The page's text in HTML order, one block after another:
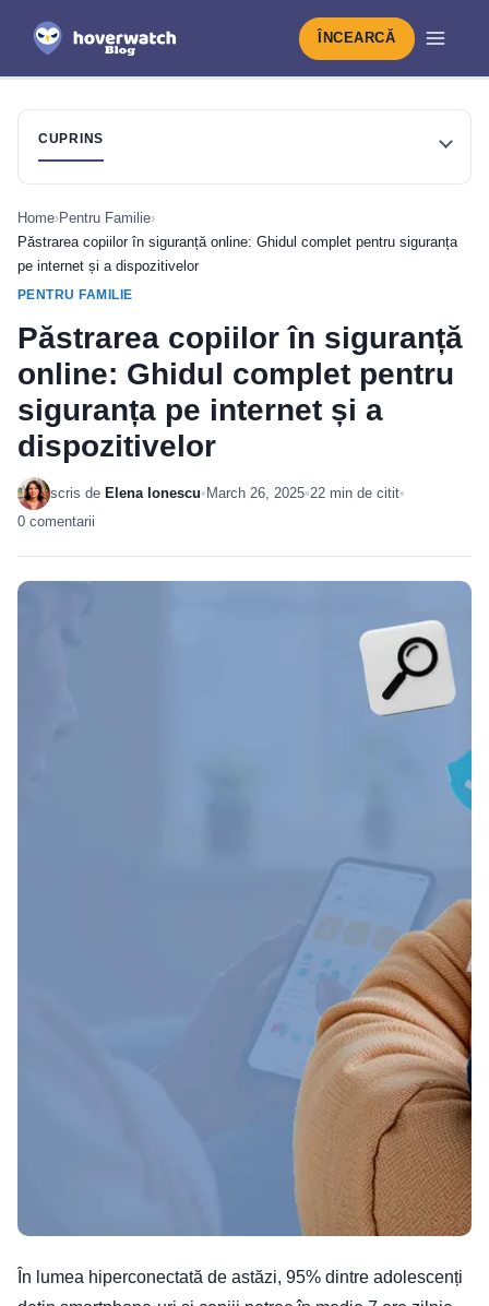
ÎNCEARCĂ
CUPRINS
Home›Pentru Familie›
Păstrarea copiilor în siguranță online: Ghidul complet pentru siguranța
pe internet și a dispozitivelor
PENTRU FAMILIE
Păstrarea copiilor în siguranță
online: Ghidul complet pentru
siguranța pe internet și a
dispozitivelor
scris de Elena Ionescu• March 26, 2025•22 min de citit•
0 comentarii
În lumea hiperconectată de astăzi, 95% dintre adolescenți